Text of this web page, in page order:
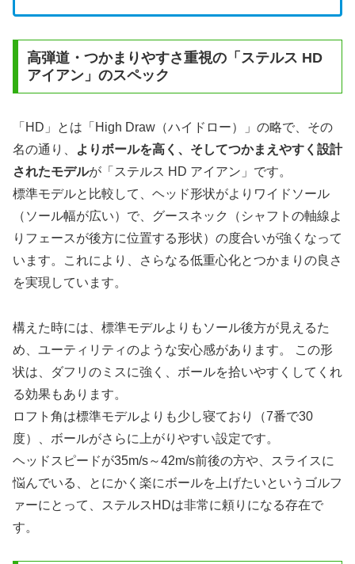
高弾道・つかまりやすさ重視の「ステルス HD
アイアン」のスペック
「HD」とは「High Draw（ハイドロー）」の略で、その
名の通り、
よりボールを高く、そしてつかまえやすく設計
されたモデルが「ステルス HD アイアン」です。
標準モデルと比較して、ヘッド形状がよりワイドソール
（ソール幅が広い）で、グースネック（シャフトの軸線よ
りフェースが後方に位置する形状）の度合いが強くなって
います。これにより、さらなる低重心化とつかまりの良さ
を実現しています。
構えた時には、標準モデルよりもソール後方が見えるた
め、ユーティリティのような安心感があります。 この形
状は、ダフリのミスに強く、ボールを拾いやすくしてくれ
る効果もあります。
ロフト角は標準モデルよりも少し寝ており（7番で30
度）、ボールがさらに上がりやすい設定です。
ヘッドスピードが35m/s～42m/s前後の方や、スライスに
悩んでいる、とにかく楽にボールを上げたいというゴルフ
ァーにとって、ステルスHDは非常に頼りになる存在で
す。